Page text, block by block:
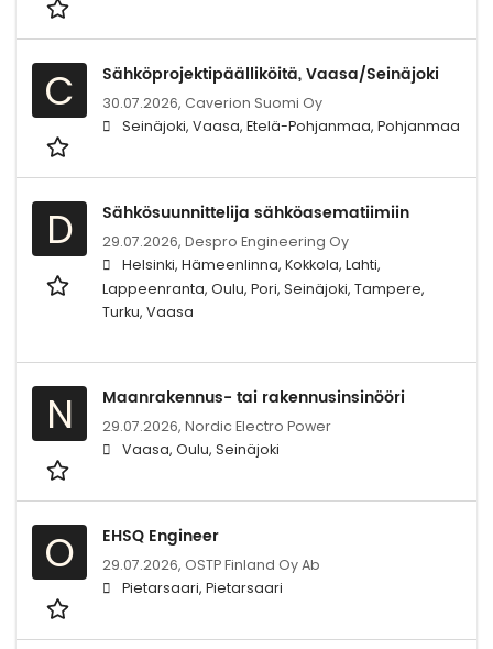
C Sähköprojektipäälliköitä, Vaasa/Seinäjoki
30.07.2026, Caverion Suomi Oy
Seinäjoki, Vaasa, Etelä-Pohjanmaa, Pohjanmaa
D Sähkösuunnittelija sähköasematiimiin
29.07.2026, Despro Engineering Oy
Helsinki, Hämeenlinna, Kokkola, Lahti,
Lappeenranta, Oulu, Pori, Seinäjoki, Tampere,
Turku, Vaasa
N Maanrakennus- tai rakennusinsinööri
29.07.2026, Nordic Electro Power
Vaasa, Oulu, Seinäjoki
O EHSQ Engineer
29.07.2026, OSTP Finland Oy Ab
Pietarsaari, Pietarsaari